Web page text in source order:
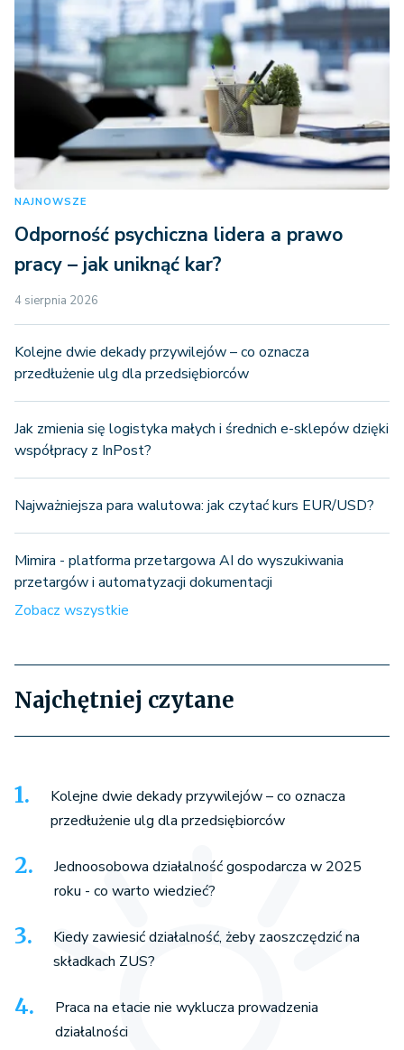
NAJNOWSZE
Odporność psychiczna lidera a prawo
pracy – jak uniknąć kar?
4 sierpnia 2026
Kolejne dwie dekady przywilejów – co oznacza
przedłużenie ulg dla przedsiębiorców
Jak zmienia się logistyka małych i średnich e-sklepów dzięki
współpracy z InPost?
Najważniejsza para walutowa: jak czytać kurs EUR/USD?
Mimira - platforma przetargowa AI do wyszukiwania
przetargów i automatyzacji dokumentacji
Zobacz wszystkie
Najchętniej czytane
Kolejne dwie dekady przywilejów – co oznacza
przedłużenie ulg dla przedsiębiorców
Jednoosobowa działalność gospodarcza w 2025
roku - co warto wiedzieć?
Kiedy zawiesić działalność, żeby zaoszczędzić na
składkach ZUS?
Praca na etacie nie wyklucza prowadzenia
działalności